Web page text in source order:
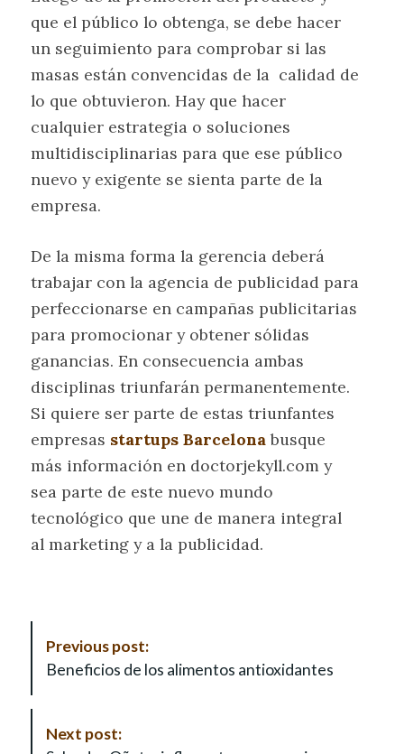
que el público lo obtenga, se debe hacer
un seguimiento para comprobar si las
masas están convencidas de la calidad de
lo que obtuvieron. Hay que hacer
cualquier estrategia o soluciones
multidisciplinarias para que ese público
nuevo y exigente se sienta parte de la
empresa.
De la misma forma la gerencia deberá
trabajar con la agencia de publicidad para
perfeccionarse en campañas publicitarias
para promocionar y obtener sólidas
ganancias. En consecuencia ambas
disciplinas triunfarán permanentemente.
Si quiere ser parte de estas triunfantes
empresas startups Barcelonabusque
más información en doctorjekyll.com y
sea parte de este nuevo mundo
tecnológico que une de manera integral
al marketing y a la publicidad.
Previous post:
Beneficios de los alimentos antioxidantes
Next post: